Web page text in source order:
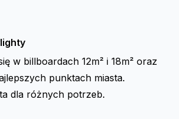
w billboardach 12m² i 18m² oraz
punktach miasta.
dla różnych potrzeb.